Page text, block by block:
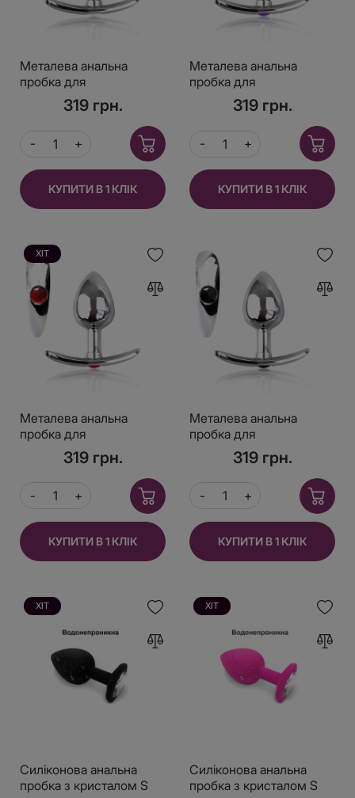
Металева анальна
пробка для
довготривалого носіння
з прозорим кристалом
S, Діаметр 2,5, Довжина
6,5
319 грн.
КУПИТИ В 1 КЛІК
Металева анальна
пробка для
довготривалого носіння
з Фіолетовим
кристалом S, Діаметр
2,5, Довжина 6,5
319 грн.
КУПИТИ В 1 КЛІК
ХІТ
Металева анальна
пробка для
довготривалого носіння
з Червоним кристалом
S, Діаметр 2,5, Довжина
6,5
319 грн.
КУПИТИ В 1 КЛІК
Металева анальна
пробка для
довготривалого носіння
з Чорним кристалом S,
Діаметр 2,5, Довжина
6,5
319 грн.
КУПИТИ В 1 КЛІК
ХІТ
Силіконова анальна
пробка з кристалом S
ХІТ
Силіконова анальна
пробка з кристалом S